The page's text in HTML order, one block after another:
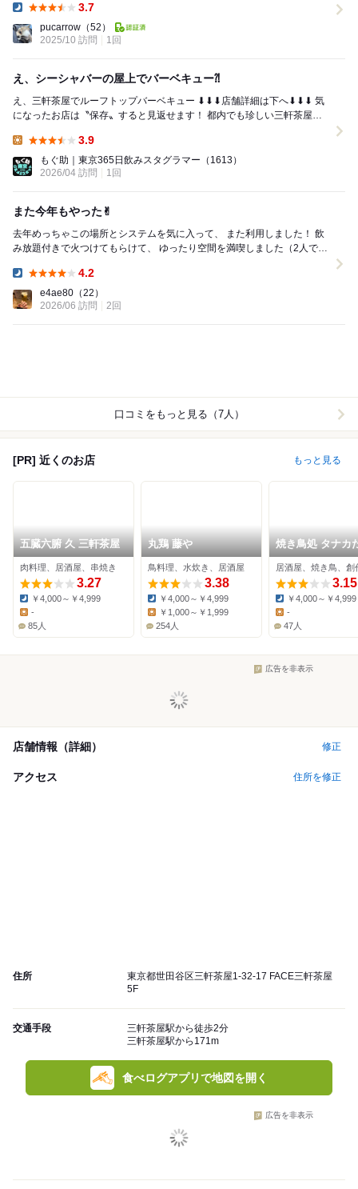
3.7
pucarrow （52）
2025/10 訪問
1回
え、シーシャバーの屋上でバーベキュー⁈
え、三軒茶屋でルーフトップバーベキュー ⬇︎⬇︎⬇︎店舗詳細は下へ⬇︎⬇︎⬇︎ 気
になったお店は〝保存〟すると見返せます！ 都内でも珍しい三軒茶屋で
3.9
もぐ助｜東京365日飲みスタグラマー （1613）
2026/04 訪問
1回
また今年もやった✌︎
去年めっちゃこの場所とシステムを気に入って、 また利用しました！ 飲
み放題付きで火つけてもらけて、 ゆったり空間を満喫しました（2人で）
4.2
e4ae80 （22）
2026/06 訪問
2回
口コミをもっと見る（7人）
[PR] 近くのお店 もっと見る
五臓六腑 久 三軒茶屋
肉料理、居酒屋、串焼き
3.27
Dinner:
￥4,000～￥4,999
Lunch:
-
85人
丸鶏 藤や
鳥料理、水炊き、居酒屋
3.38
Dinner:
￥4,000～￥4,999
￥1,000～￥1,999
254人
焼き鳥処 タナカ
か 三軒茶屋店
居酒屋、焼き鳥、創
3.15
Dinner:
￥4,000～￥4,999
Lunch:
-
47人
広告を非表示
店舗情報（詳細） 修正
アクセス 住所を修正
住所
東京都世田谷区三軒茶屋1-32-17 FACE三軒茶屋
5F
交通手段
三軒茶屋駅から徒歩2分
三軒茶屋駅から171m
食べログアプリで地図を開く
広告を非表示